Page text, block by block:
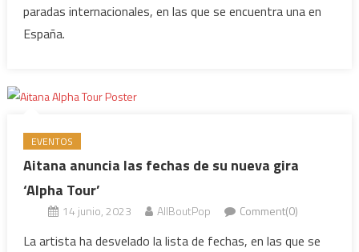
paradas internacionales, en las que se encuentra una en
España.
EVENTOS
Aitana anuncia las fechas de su nueva gira
‘Alpha Tour’
14 junio, 2023 AllBoutPop Comment(0)
La artista ha desvelado la lista de fechas, en las que se